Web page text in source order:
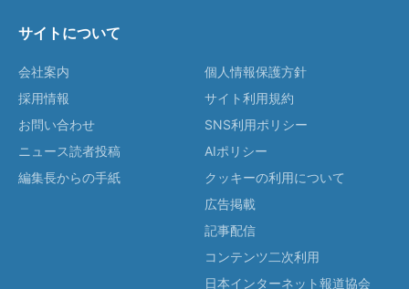
サイトについて
会社案内
採用情報
お問い合わせ
ニュース読者投稿
編集長からの手紙
個人情報保護方針
サイト利用規約
SNS利用ポリシー
AIポリシー
クッキーの利用について
広告掲載
記事配信
コンテンツ二次利用
日本インターネット報道協会